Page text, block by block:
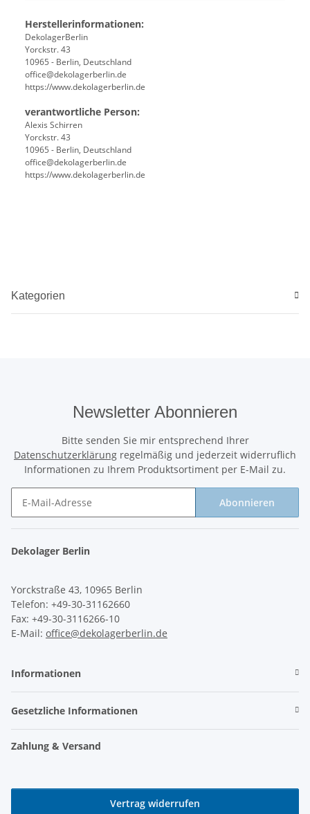
Herstellerinformationen:
DekolagerBerlin
Yorckstr. 43
10965 - Berlin, Deutschland
office@dekolagerberlin.de
https://www.dekolagerberlin.de
verantwortliche Person:
Alexis Schirren
Yorckstr. 43
10965 - Berlin, Deutschland
office@dekolagerberlin.de
https://www.dekolagerberlin.de
Kategorien
Newsletter Abonnieren
Bitte senden Sie mir entsprechend Ihrer
Datenschutzerklärung regelmäßig und jederzeit widerruflich
Informationen zu Ihrem Produktsortiment per E-Mail zu.
Abonnieren
Dekolager Berlin
Yorckstraße 43, 10965 Berlin
Telefon: +49-30-31162660
Fax: +49-30-3116266-10
E-Mail: office@dekolagerberlin.de
Informationen
Gesetzliche Informationen
Zahlung & Versand
Vertrag widerrufen